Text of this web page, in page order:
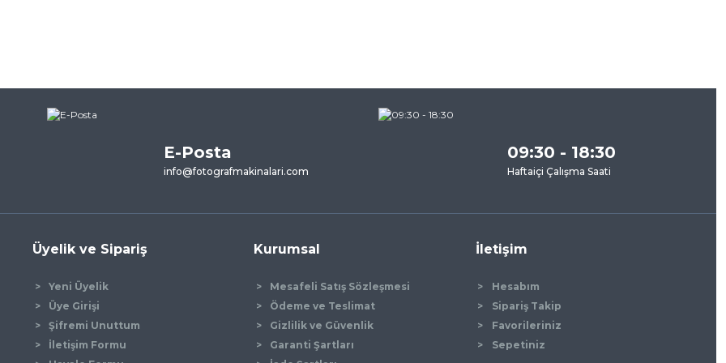
E-Posta
info@fotografmakinalari.com
09:30 - 18:30
Haftaiçi Çalışma Saati
Üyelik ve Sipariş
Yeni Üyelik
Üye Girişi
Şifremi Unuttum
İletişim Formu
Kurumsal
Mesafeli Satış Sözleşmesi
Ödeme ve Teslimat
Gizlilik ve Güvenlik
Garanti Şartları
İletişim
Hesabım
Sipariş Takip
Favorileriniz
Sepetiniz